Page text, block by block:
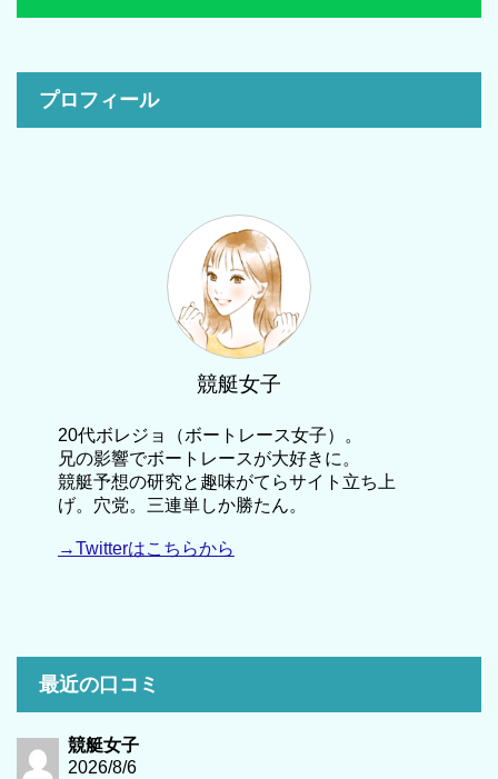
プロフィール
競艇女子
20代ボレジョ（ボートレース女子）。
兄の影響でボートレースが大好きに。
競艇予想の研究と趣味がてらサイト立ち上
げ。穴党。三連単しか勝たん。
→Twitterはこちらから
最近の口コミ
競艇女子
2026/8/6